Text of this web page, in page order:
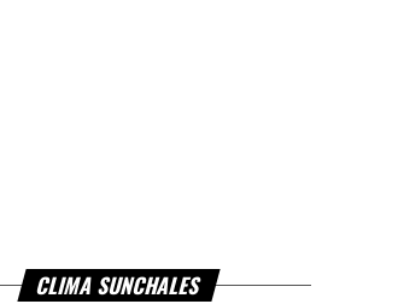
CLIMA SUNCHALES